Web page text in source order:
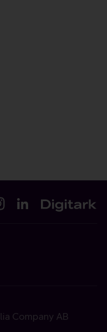
Company AB